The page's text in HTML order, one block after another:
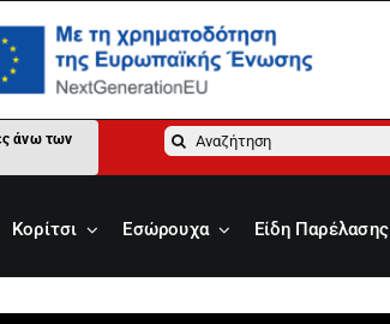
άνω των
Αναζήτηση
Κορίτσι Εσώρουχα Είδη Παρέλασης